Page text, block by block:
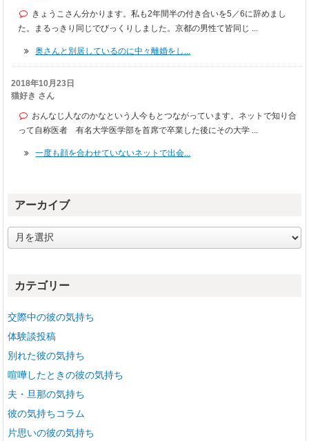
きょうこさん分かります。私も2年間半の付き合いを5／6に辞めまし
た。まるっきり同じでびっくりしました。京都の男性て皆同じ ...
奥さんと別居しているのに中々離婚をし...
2018年10月23日
猫好き さん
おんなじ人なのかなという人今もとつながっています。ネットで知り合
って自称医者 有名大学医学部を首席で卒業した後にその大学 ...
一度も顔を合わせていないネットで出会...
アーカイブ
ー
ブカテゴリー
交際中の彼の気持ち
体験談投稿
別れた彼の気持ち
喧嘩したときの彼の気持ち
夫・旦那の気持ち
彼の気持ちコラム
片思いの彼の気持ち